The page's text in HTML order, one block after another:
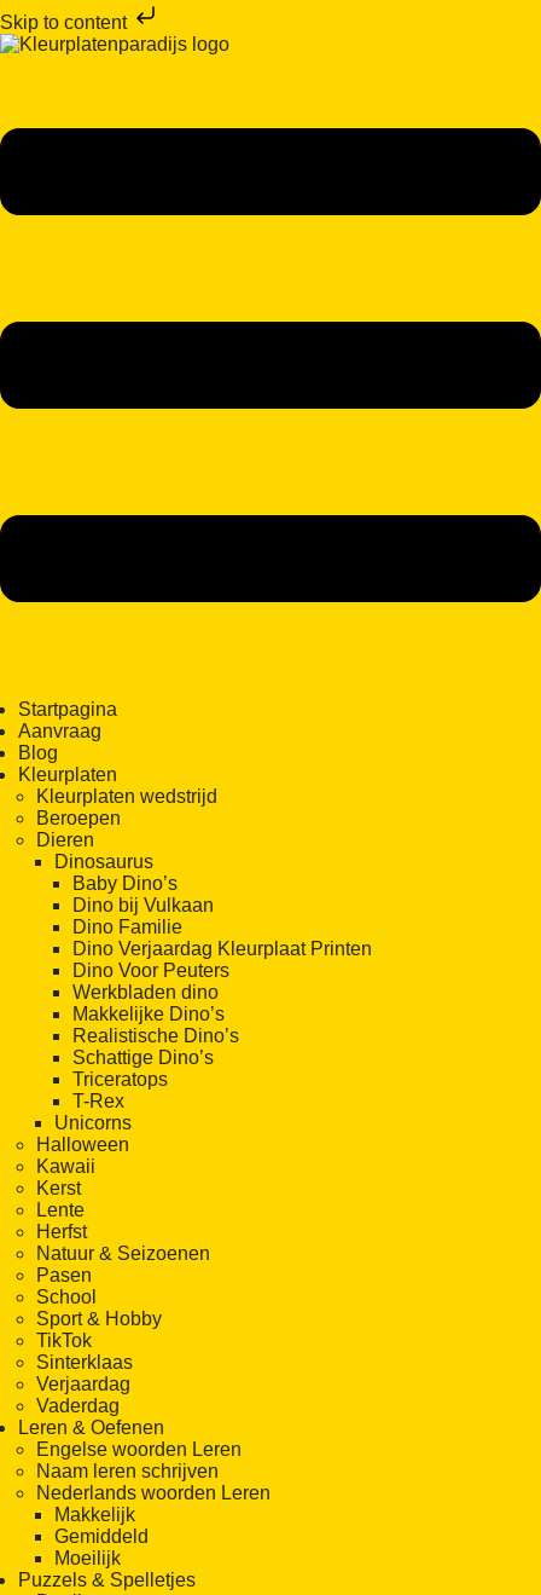
Skip to content
Startpagina
Aanvraag
Blog
Kleurplaten
Kleurplaten wedstrijd
Beroepen
Dieren
Dinosaurus
Baby Dino’s
Dino bij Vulkaan
Dino Familie
Dino Verjaardag Kleurplaat Printen
Dino Voor Peuters
Werkbladen dino
Makkelijke Dino’s
Realistische Dino’s
Schattige Dino’s
Triceratops
T-Rex
Unicorns
Halloween
Kawaii
Kerst
Lente
Herfst
Natuur & Seizoenen
Pasen
School
Sport & Hobby
TikTok
Sinterklaas
Verjaardag
Vaderdag
Leren & Oefenen
Engelse woorden Leren
Naam leren schrijven
Nederlands woorden Leren
Makkelijk
Gemiddeld
Moeilijk
Puzzels & Spelletjes